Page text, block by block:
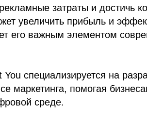
затраты и достичь
увеличить прибыль и
его важным элементом
специализируется на
маркетинга, помогая
среде.